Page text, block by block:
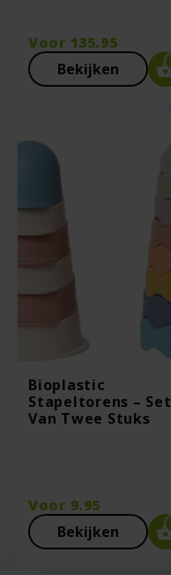
Voor 135.95
Bekijken
Bioplastic
Stapeltorens – Set
Van Twee Stuks
Voor 9.95
Bekijken